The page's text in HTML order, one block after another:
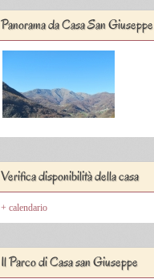
Panorama da Casa San Giuseppe
Verifica disponibilità della casa
calendario
Il Parco di Casa san Giuseppe